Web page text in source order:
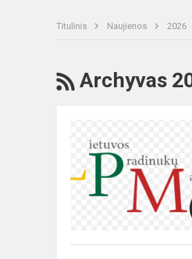
Titulinis Naujienos 2026
RSS
Archyvas
klasių
mokinių
rajoninės
matematikos
rezulta...